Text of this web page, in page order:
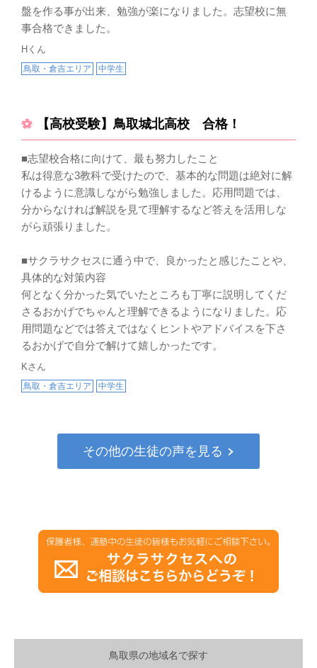
盤を作る事が出来、勉強が楽になりました。志望校に無
事合格できました。
Hくん
鳥取・倉吉エリア 中学生
【高校受験】鳥取城北高校 合格！
■志望校合格に向けて、最も努力したこと
私は得意な3教科で受けたので、基本的な問題は絶対に解
けるように意識しながら勉強しました。応用問題では、
分からなければ解説を見て理解するなど答えを活用しな
がら頑張りました。
■サクラサクセスに通う中で、良かったと感じたことや、
具体的な対策内容
何となく分かった気でいたところも丁寧に説明してくだ
さるおかげでちゃんと理解できるようになりました。応
用問題などでは答えではなくヒントやアドバイスを下さ
るおかげで自分で解けて嬉しかったです。
Kさん
鳥取・倉吉エリア 中学生
その他の生徒の声を見る
鳥取県の地域名で探す